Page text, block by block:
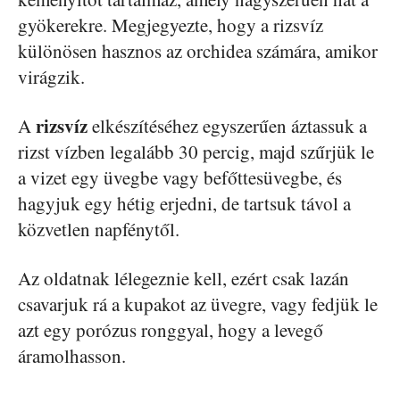
gyökerekre. Megjegyezte, hogy a rizsvíz
különösen hasznos az orchidea számára, amikor
virágzik.
Arizsvízelkészítéséhez egyszerűen áztassuk a
rizst vízben legalább 30 percig, majd szűrjük le
a vizet egy üvegbe vagy befőttesüvegbe, és
hagyjuk egy hétig erjedni, de tartsuk távol a
közvetlen napfénytől.
Az oldatnak lélegeznie kell, ezért csak lazán
csavarjuk rá a kupakot az üvegre, vagy fedjük le
azt egy porózus ronggyal, hogy a levegő
áramolhasson.